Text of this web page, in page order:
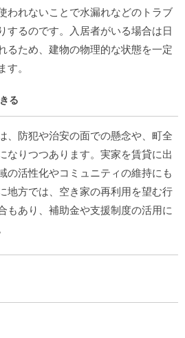
われないことで水漏れなどのトラブ
するのです。入居者がいる場合は日
るため、建物の物理的な状態を一定
す。
る
、防犯や治安の面での懸念や、町全
なりつつあります。実家を賃貸に出
の活性化やコミュニティの維持にも
地方では、空き家の再利用を望む行
もあり、補助金や支援制度の活用に